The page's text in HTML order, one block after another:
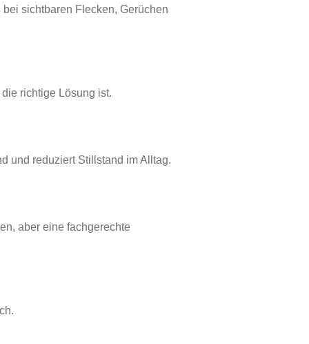
sichtbaren Flecken, Gerüchen
richtige Lösung ist.
und reduziert Stillstand im Alltag.
aber eine fachgerechte